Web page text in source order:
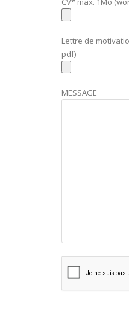
Lettre de
pdf)
MESSAGE